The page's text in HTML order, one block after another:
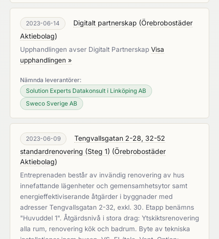
2023-06-14 Digitalt partnerskap (Örebrobostäder
Aktiebolag)
Upphandlingen avser Digitalt Partnerskap Visa
upphandlingen »
Nämnda leverantörer:
Solution Experts Datakonsult i Linköping AB
Sweco Sverige AB
2023-06-09
Tengvallsgatan 2-28, 32-52
standardrenovering (Steg 1) (Örebrobostäder
Aktiebolag)
Entreprenaden består av invändig renovering av hus
innefattande lägenheter och gemensamhetsytor samt
energieffektiviserande åtgärder i byggnader med
adresser Tengvallsgatan 2-32, exkl. 30. Etapp benämns
"Huvuddel 1". Åtgärdsnivå i stora drag: Ytskiktsrenovering
alla rum, renovering kök och badrum. Byte av tekniska